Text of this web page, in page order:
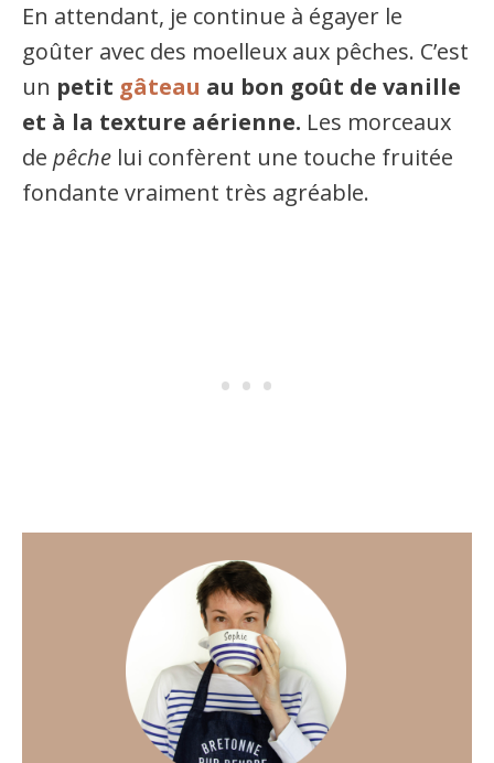
En attendant, je continue à égayer le
goûter avec des moelleux aux pêches. C’est
un petit gâteau au bon goût de vanille
et à la texture aérienne. Les morceaux
de pêche lui confèrent une touche fruitée
fondante vraiment très agréable.